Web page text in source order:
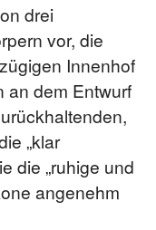
drei
vor, die
Innenhof
an dem Entwurf
„klar
die „ruhige und
angenehm